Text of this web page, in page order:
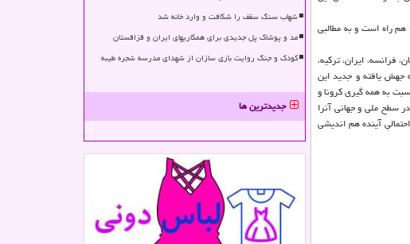
هم راه است و به مطالبی
فرانسه، ایران، ترکیه،
جهش یافته و جدید این
به همه گیری کرونا و
سطح ملی و جهانی آنرا
آینده هم اندیشی
شهاب سنگ سقف را شکافت و وارد خانه شد
مد و پوشاک پل جدیدی برای همکاریهای ایران و قزاقستان
کودک و جنگ روایت بازی سازان از شهدای مدرسه شجره طیبه
جدیدترین ها